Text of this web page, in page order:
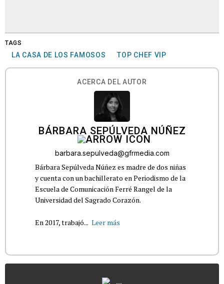
TAGS
LA CASA DE LOS FAMOSOS TOP CHEF VIP
ACERCA DEL AUTOR
BÁRBARA SEPÚLVEDA NÚÑEZ
barbara.sepulveda@gfrmedia.com
Bárbara Sepúlveda Núñez es madre de dos niñas
y cuenta con un bachillerato en Periodismo de la
Escuela de Comunicación Ferré Rangel de la
Universidad del Sagrado Corazón.
En 2017, trabajó... Leer más
...